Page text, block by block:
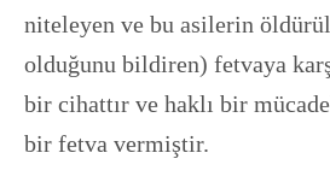
niteleyen ve bu asilerin
olduğunu bildiren) fetvaya
bir cihattır ve haklı bir
bir fetva vermiştir.